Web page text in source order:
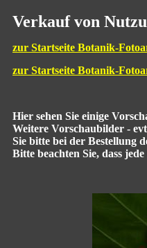
Verkauf von
zur Startseite Botanik-
zur Startseite Botanik-
Hier sehen Sie einige
Weitere Vorschaubilder -
Sie bitte bei der Bestellung
Bitte beachten Sie, dass